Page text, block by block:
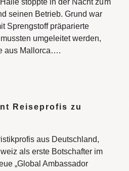
stoppte in der Nacht zum
seinen Betrieb. Grund war
Sprengstoff präparierte
umgeleitet werden,
aus Mallorca….
Reiseprofis zu
aus Deutschland,
als erste Botschafter im
„Global Ambassador